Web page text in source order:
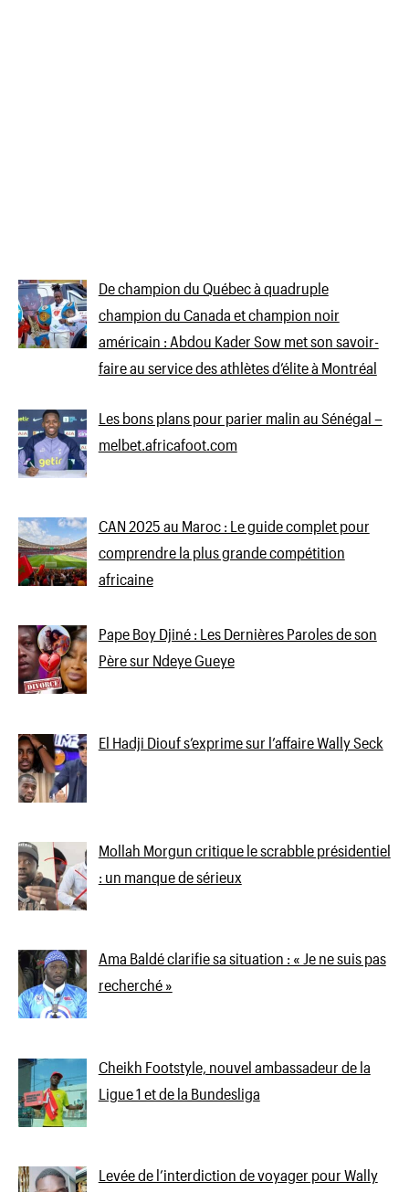
De champion du Québec à quadruple
champion du Canada et champion noir
américain : Abdou Kader Sow met son savoir-
faire au service des athlètes d’élite à Montréal
Les bons plans pour parier malin au Sénégal –
melbet.africafoot.com
CAN 2025 au Maroc : Le guide complet pour
comprendre la plus grande compétition
africaine
Pape Boy Djiné : Les Dernières Paroles de son
Père sur Ndeye Gueye
El Hadji Diouf s’exprime sur l’affaire Wally Seck
Mollah Morgun critique le scrabble présidentiel
: un manque de sérieux
Ama Baldé clarifie sa situation : « Je ne suis pas
recherché »
Cheikh Footstyle, nouvel ambassadeur de la
Ligue 1 et de la Bundesliga
Levée de l’interdiction de voyager pour Wally